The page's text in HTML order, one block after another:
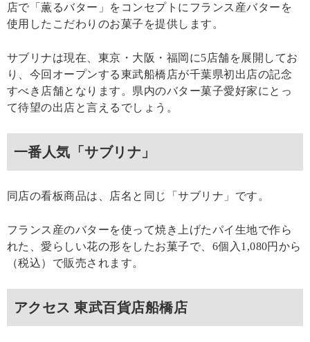
店で「薫るバター」をコンセプトにフランス産バターを
使用したこだわりのお菓子を提供します。
サブリナは現在、東京・大阪・福岡に5店舗を展開してお
り、今回オープンする東武船橋店が千葉県初出店の記念
すべき店舗となります。県内のバター菓子愛好家にとっ
て待望の出店と言えるでしょう。
一番人気「サブリナ」
同店の看板商品は、店名と同じ「サブリナ」です。
フランス産のバターを使って焼き上げたパイ生地で作ら
れた、愛らしい花の形をしたお菓子で、6個入1,080円から
（税込）で販売されます。
アクセス 東武百貨店船橋店